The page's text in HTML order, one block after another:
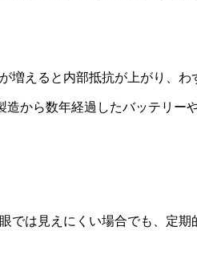
えると内部抵抗が上がり、
から数年経過したバッテリー
は見えにくい場合でも、定